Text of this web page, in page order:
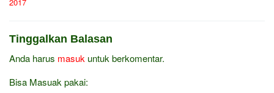
Tinggalkan Balasan
Anda harus masuk untuk berkomentar.
Bisa Masuak pakai: